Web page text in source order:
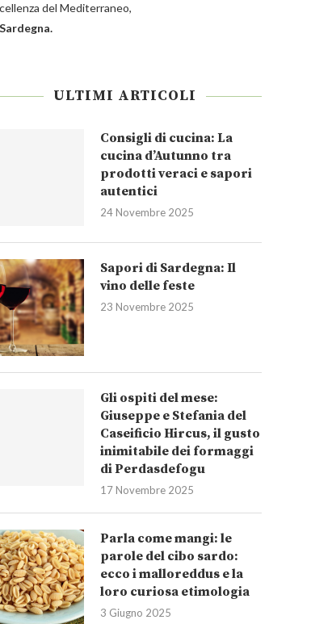
del Mediterraneo,
ULTIMI ARTICOLI
Consigli di cucina: La
cucina d’Autunno tra
prodotti veraci e sapori
autentici
24 Novembre 2025
Sapori di Sardegna: Il
vino delle feste
23 Novembre 2025
Gli ospiti del mese:
Giuseppe e Stefania del
Caseificio Hircus, il gusto
inimitabile dei formaggi
di Perdasdefogu
17 Novembre 2025
Parla come mangi: le
parole del cibo sardo:
ecco i malloreddus e la
loro curiosa etimologia
3 Giugno 2025